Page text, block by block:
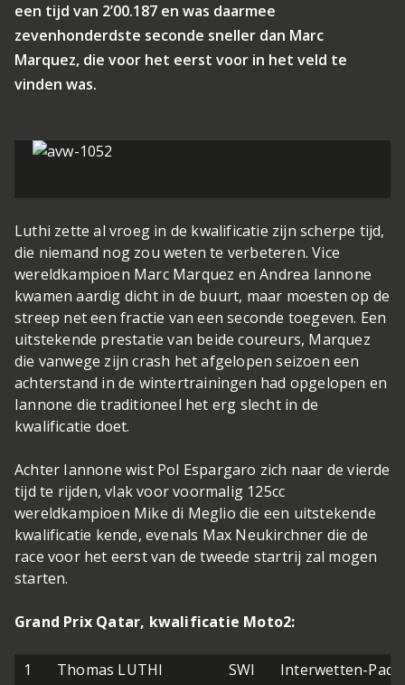
een tijd van 2’00.187 en was daarmee
zevenhonderdste seconde sneller dan Marc
Marquez, die voor het eerst voor in het veld te
vinden was.
Luthi zette al vroeg in de kwalificatie zijn scherpe tijd,
die niemand nog zou weten te verbeteren. Vice
wereldkampioen Marc Marquez en Andrea Iannone
kwamen aardig dicht in de buurt, maar moesten op de
streep net een fractie van een seconde toegeven. Een
uitstekende prestatie van beide coureurs, Marquez
die vanwege zijn crash het afgelopen seizoen een
achterstand in de wintertrainingen had opgelopen en
Iannone die traditioneel het erg slecht in de
kwalificatie doet.
Achter Iannone wist Pol Espargaro zich naar de vierde
tijd te rijden, vlak voor voormalig 125cc
wereldkampioen Mike di Meglio die een uitstekende
kwalificatie kende, evenals Max Neukirchner die de
race voor het eerst van de tweede startrij zal mogen
starten.
Grand Prix Qatar, kwalificatie Moto2:
1 Thomas LUTHI SWI
Interwetten-